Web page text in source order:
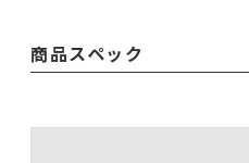
商品スペック